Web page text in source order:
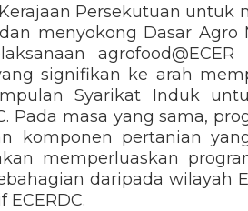
Persekutuan
menyokong Dasar Agro
signifikan ke arah
Syarikat Induk
Pada masa yang sama,
komponen pertanian
memperluaskan
daripada wilayah